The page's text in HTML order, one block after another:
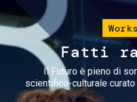
Fatti
Il Futuro è pieno di
scientifico-culturale